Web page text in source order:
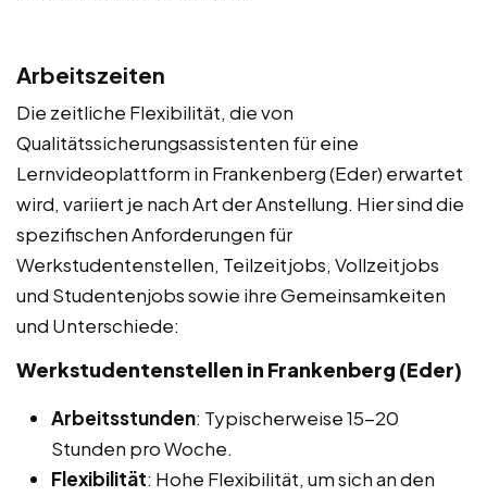
Arbeitszeiten
Die zeitliche Flexibilität, die von
Qualitätssicherungsassistenten für eine
Lernvideoplattform in Frankenberg (Eder) erwartet
wird, variiert je nach Art der Anstellung. Hier sind die
spezifischen Anforderungen für
Werkstudentenstellen, Teilzeitjobs, Vollzeitjobs
und Studentenjobs sowie ihre Gemeinsamkeiten
und Unterschiede:
Werkstudentenstellen in Frankenberg (Eder)
Arbeitsstunden: Typischerweise 15-20
Stunden pro Woche.
Flexibilität: Hohe Flexibilität, um sich an den